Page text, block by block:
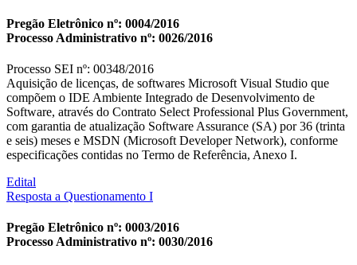
Pregão Eletrônico nº: 0004/2016
Processo Administrativo nº: 0026/2016
Processo SEI nº: 00348/2016
Aquisição de licenças, de softwares Microsoft Visual Studio que
compõem o IDE Ambiente Integrado de Desenvolvimento de
Software, através do Contrato Select Professional Plus Government,
com garantia de atualização Software Assurance (SA) por 36 (trinta
e seis) meses e MSDN (Microsoft Developer Network), conforme
especificações contidas no Termo de Referência, Anexo I.
Edital
Resposta a Questionamento I
Pregão Eletrônico nº: 0003/2016
Processo Administrativo nº: 0030/2016